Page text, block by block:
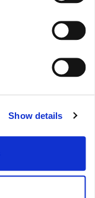
Show details